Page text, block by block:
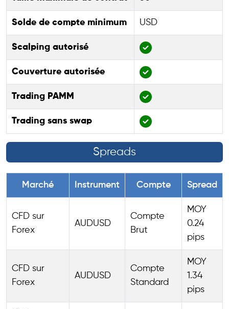
Solde de compte minimum USD
Scalping autorisé
Couverture autorisée
Trading PAMM
Trading sans swap
Spreads
Marché Instrument Compte Spread
CFD sur
Forex
AUDUSD
Compte
Brut
MOY
0.24
pips
CFD sur
Forex
AUDUSD
Compte
Standard
MOY
1.34
pips